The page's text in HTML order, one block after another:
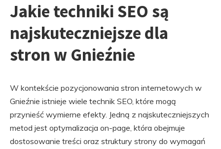
Jakie techniki SEO są
najskuteczniejsze dla
stron w Gnieźnie
W kontekście pozycjonowania stron internetowych w
Gnieźnie istnieje wiele technik SEO, które mogą
przynieść wymierne efekty. Jedną z najskuteczniejszych
metod jest optymalizacja on-page, która obejmuje
dostosowanie treści oraz struktury strony do wymagań